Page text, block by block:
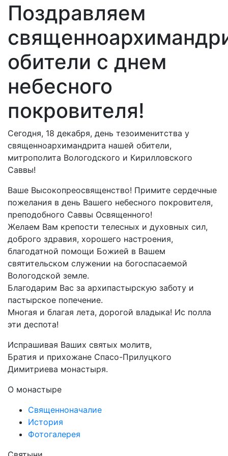
Поздравляем
обители с днем
небесного
покровителя!
Сегодня, 18 декабря, день тезоименитства у
священноархимандрита нашей обители,
митрополита Вологодского и Кирилловского
Саввы!
Ваше Высокопреосвященство! Примите сердечные
пожелания в день Вашего небесного покровителя,
преподобного Саввы Освященного!
Желаем Вам крепости телесных и духовных сил,
доброго здравия, хорошего настроения,
благодатной помощи Божией в Вашем
святительском служении на богоспасаемой
Вологодской земле.
Благодарим Вас за архипастырскую заботу и
пастырское попечение.
Многая и благая лета, дорогой владыка! Ис полла
эти деспота!
Испрашивая Ваших святых молитв,
Братия и прихожане Спасо-Прилуцкого
Димитриева монастыря.
О монастыре
Священноначалие
История
Фотогалерея